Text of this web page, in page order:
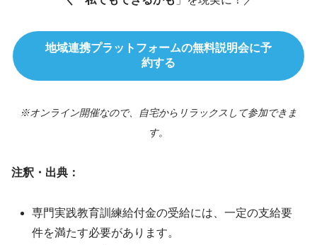
地域連携プラットフォームの無料説明会に予
約する
※オンライン開催なので、自宅からリラックスして参加できま
す。
注釈・出典：
専門実践教育訓練給付金の受給には、一定の支給要
件を満たす必要があります。